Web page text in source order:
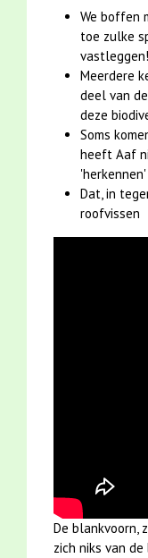
We boffen
toe zulke
vastleggen!
Meerdere
deel van
deze
Soms
heeft Aaf
Dat, in
roofvissen
De blankvoorn,
zich niks van